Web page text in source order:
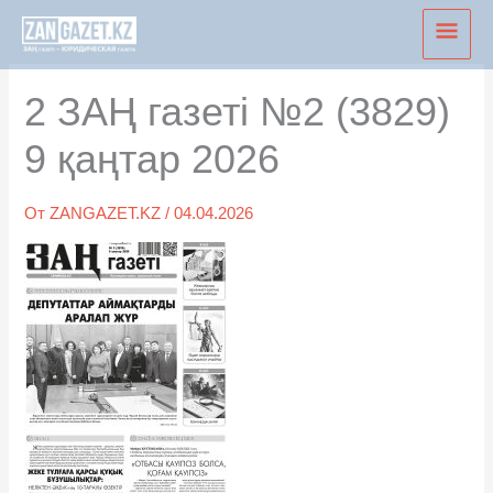
Перейти
содержимому
2 ЗАҢ газеті №2 (3829)
9 қаңтар 2026
ОтZANGAZET.KZ/04.04.2026